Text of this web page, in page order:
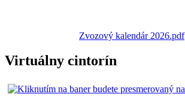
Zvozový kalendár 2026.pdf
Virtuálny cintorín